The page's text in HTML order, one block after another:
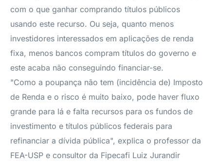
com o que ganhar comprando títulos públicos
usando este recurso. Ou seja, quanto menos
investidores interessados em aplicações de renda
fixa, menos bancos compram títulos do governo e
este acaba não conseguindo financiar-se.
"Como a poupança não tem (incidência de) Imposto
de Renda e o risco é muito baixo, pode haver fluxo
grande para lá e falta recursos para os fundos de
investimento e títulos públicos federais para
refinanciar a dívida pública", explica o professor da
FEA-USP e consultor da Fipecafi Luiz Jurandir